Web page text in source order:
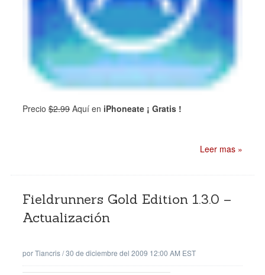
Precio $2.99 Aquí en iPhoneate ¡ Gratis !
Leer mas »
Fieldrunners Gold Edition 1.3.0 –
Actualización
porTiancris/30 de diciembre del 2009 12:00 AM EST